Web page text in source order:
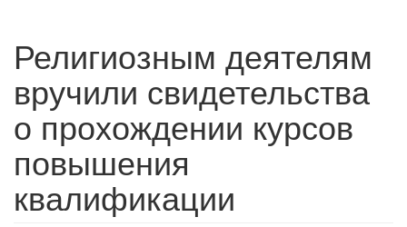
Религиозным деятелям
вручили свидетельства
о прохождении курсов
повышения
квалификации